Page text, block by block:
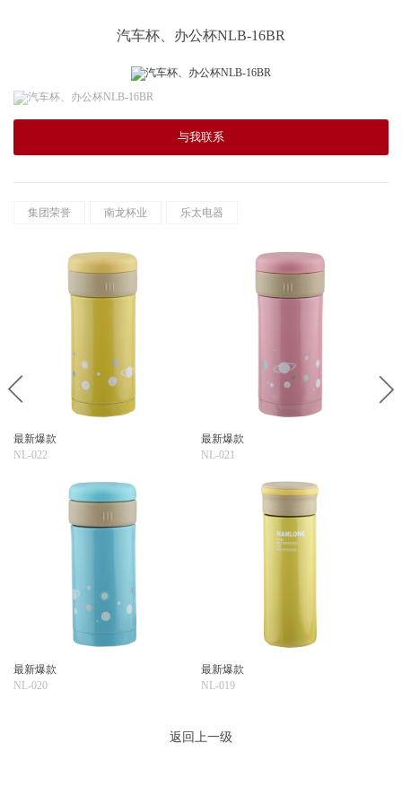
汽车杯、办公杯NLB-16BR
与我联系
集团荣誉 南龙杯业 乐太电器
最新爆款
NL-022
最新爆款
NL-021
最新爆款
NL-020
最新爆款
NL-019
返回上一级